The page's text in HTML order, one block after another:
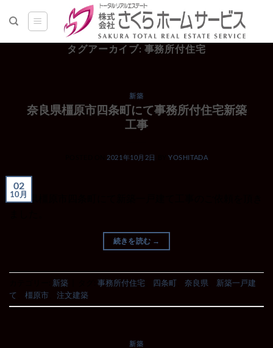
タグアーカイブ: 事務所付住宅
新築
奈良県橿原市四条町にて事務所付住宅新築
工事
2021年10月2日 BYYOSHITADA
02
10月
奈良県橿原市四条町にて新築一戸建て工事のご依頼を頂き
続きを読む →
新築 事務所付住宅 四条町 奈良県
新築一戸建
て
橿原市 注文建築
新築